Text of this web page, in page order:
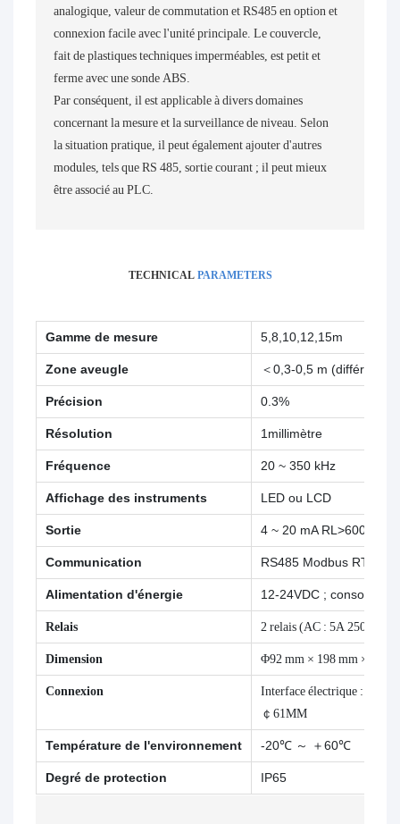
analogique, valeur de commutation et RS485 en option et
connexion facile avec l'unité principale. Le couvercle,
fait de plastiques techniques imperméables, est petit et
ferme avec une sonde ABS.
Par conséquent, il est applicable à divers domaines
concernant la mesure et la surveillance de niveau. Selon
la situation pratique, il peut également ajouter d'autres
modules, tels que RS 485, sortie courant ; il peut mieux
être associé au PLC.
TECHNICAL PARAMETERS
Gamme de mesure 5,8,10,12,15m
Zone aveugle ＜0,3-0,5 m (différent
Précision 0.3%
Résolution 1millimètre
Fréquence 20 ~ 350 kHz
Affichage des instruments LED ou LCD
Sortie 4 ~ 20 mA RL>600 Ω
Communication RS485 Modbus RTU
Alimentation d'énergie 12-24VDC ;
Relais 2 relais (AC : 5A 250V DC
Dimension Φ92 mm × 198 mm × M60
Connexion
Interface électrique :
￠61MM
Température de l'environnement -20℃ ～ ＋60℃
Degré de protection IP65